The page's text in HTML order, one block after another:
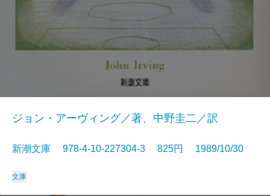
ジョン・アーヴィング／著、中野圭二／訳
新潮文庫 978-4-10-227304-3 825円 1989/10/30
文庫